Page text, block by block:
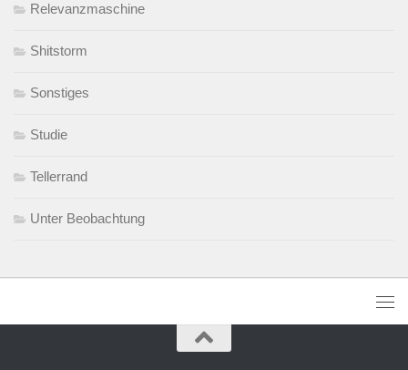
Relevanzmaschine
Shitstorm
Sonstiges
Studie
Tellerrand
Unter Beobachtung